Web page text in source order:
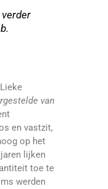
van
en vastzit,
op het
lijken
toe te
werden